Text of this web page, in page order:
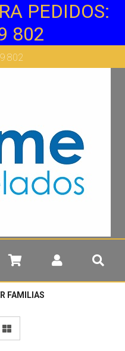
PEDIDOS:
802
802
FAMILIAS